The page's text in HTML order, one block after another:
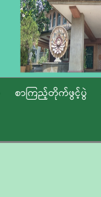
စာကြည့်တိုက်ဖွင့်ပွဲ